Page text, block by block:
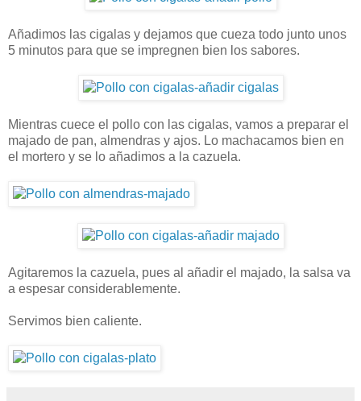
Añadimos las cigalas y dejamos que cueza todo junto unos
5 minutos para que se impregnen bien los sabores.
Mientras cuece el pollo con las cigalas, vamos a preparar el
majado de pan, almendras y ajos. Lo machacamos bien en
el mortero y se lo añadimos a la cazuela.
Agitaremos la cazuela, pues al añadir el majado, la salsa va
a espesar considerablemente.
Servimos bien caliente.